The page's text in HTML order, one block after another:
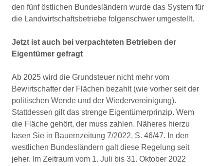
den fünf östlichen Bundesländern wurde das System für
die Landwirtschaftsbetriebe folgenschwer umgestellt.
Jetzt ist auch bei verpachteten Betrieben der
Eigentümer gefragt
Ab 2025 wird die Grundsteuer nicht mehr vom
Bewirtschafter der Flächen bezahlt (wie vorher seit der
politischen Wende und der Wiedervereinigung).
Stattdessen gilt das strenge Eigentümerprinzip. Wem
die Fläche gehört, der muss zahlen. Näheres hierzu
lasen Sie in Bauernzeitung 7/2022, S. 46/47. In den
westlichen Bundesländern galt diese Regelung seit
jeher. Im Zeitraum vom 1. Juli bis 31. Oktober 2022